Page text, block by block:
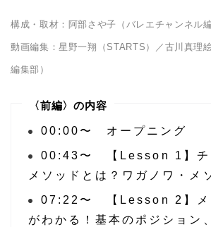
構成・取材：阿部さや子（バレエチャンネル編
動画編集：星野一翔（STARTS）／古川真理
編集部）
〈前編〉の内容
00:00〜 オープニング
00:43〜 【Lesson 1】チ
メソッドとは？ワガノワ・メ
07:22〜 【Lesson 2】メ
がわかる！基本のポジション